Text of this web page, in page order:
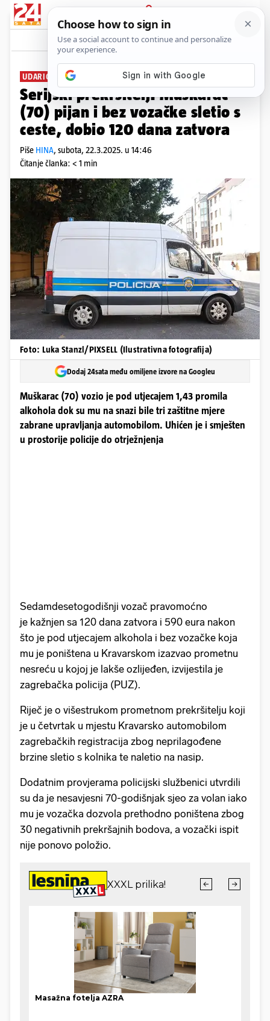
PRIJAVA
News Komentari
UDARIO U NASIP
Serijski prekršitelj: Muškarac
(70) pijan i bez vozačke sletio s
ceste, dobio 120 dana zatvora
Piše HINA, subota, 22.3.2025. u 14:46
Čitanje članka: < 1 min
Foto: Luka Stanzl/PIXSELL (Ilustrativna fotografija)
Dodaj 24sata među omiljene izvore na Googleu
Muškarac (70) vozio je pod utjecajem 1,43 promila
alkohola dok su mu na snazi bile tri zaštitne mjere
zabrane upravljanja automobilom. Uhićen je i smješten
u prostorije policije do otrježnjenja
Sedamdesetogodišnji vozač pravomoćno
je kažnjen sa 120 dana zatvora i 590 eura nakon
što je pod utjecajem alkohola i bez vozačke koja
mu je poništena u Kravarskom izazvao prometnu
nesreću u kojoj je lakše ozlijeđen, izvijestila je
zagrebačka policija (PUZ).
Riječ je o višestrukom prometnom prekršitelju koji
je u četvrtak u mjestu Kravarsko automobilom
zagrebačkih registracija zbog neprilagođene
brzine sletio s kolnika te naletio na nasip.
Dodatnim provjerama policijski službenici utvrdili
su da je nesavjesni 70-godišnjak sjeo za volan iako
mu je vozačka dozvola prethodno poništena zbog
30 negativnih prekršajnih bodova, a vozački ispit
nije ponovo položio.